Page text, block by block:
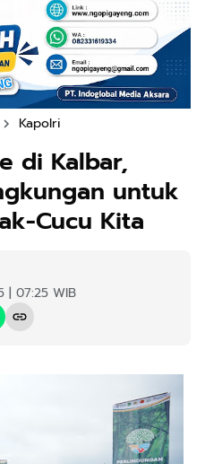
Kapolri
di Kalbar,
untuk
Cucu Kita
| 07:25 WIB